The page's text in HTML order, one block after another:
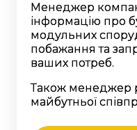
Менеджер
інформацію про
модульних
побажання та
ваших потреб.
Також менеджер
майбутньої